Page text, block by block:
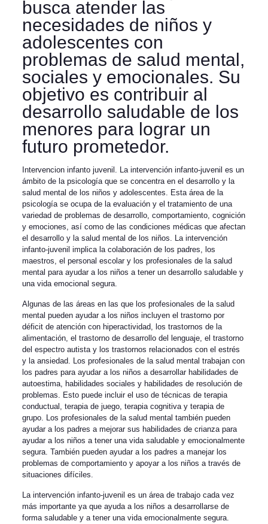
busca atender las
necesidades de niños y
adolescentes con
problemas de salud mental,
sociales y emocionales. Su
objetivo es contribuir al
desarrollo saludable de los
menores para lograr un
futuro prometedor.
Intervencion infanto juvenil. La intervención infanto-juvenil es un
ámbito de la psicología que se concentra en el desarrollo y la
salud mental de los niños y adolescentes. Esta área de la
psicología se ocupa de la evaluación y el tratamiento de una
variedad de problemas de desarrollo, comportamiento, cognición
y emociones, así como de las condiciones médicas que afectan
el desarrollo y la salud mental de los niños. La intervención
infanto-juvenil implica la colaboración de los padres, los
maestros, el personal escolar y los profesionales de la salud
mental para ayudar a los niños a tener un desarrollo saludable y
una vida emocional segura.
Algunas de las áreas en las que los profesionales de la salud
mental pueden ayudar a los niños incluyen el trastorno por
déficit de atención con hiperactividad, los trastornos de la
alimentación, el trastorno de desarrollo del lenguaje, el trastorno
del espectro autista y los trastornos relacionados con el estrés
y la ansiedad. Los profesionales de la salud mental trabajan con
los padres para ayudar a los niños a desarrollar habilidades de
autoestima, habilidades sociales y habilidades de resolución de
problemas. Esto puede incluir el uso de técnicas de terapia
conductual, terapia de juego, terapia cognitiva y terapia de
grupo. Los profesionales de la salud mental también pueden
ayudar a los padres a mejorar sus habilidades de crianza para
ayudar a los niños a tener una vida saludable y emocionalmente
segura. También pueden ayudar a los padres a manejar los
problemas de comportamiento y apoyar a los niños a través de
situaciones difíciles.
La intervención infanto-juvenil es un área de trabajo cada vez
más importante ya que ayuda a los niños a desarrollarse de
forma saludable y a tener una vida emocionalmente segura.